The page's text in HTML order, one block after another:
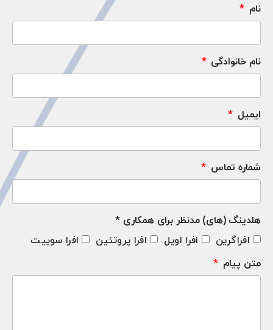
نام
نام ‌خانوادگی
ایمیل
شماره تماس
هلدینگ (های) مدنظر برای همکاری *
افراگرین
افرا اویل افرا پروتئین
افرا سوییت
متن پیام